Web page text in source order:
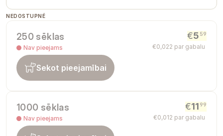
NEDOSTUPNÉ
250 sēklas
Nav pieejams
€5 59
€0,022 par gabalu
Sekot pieejamībai
1000 sēklas
Nav pieejams
€11 99
€0,012 par gabalu